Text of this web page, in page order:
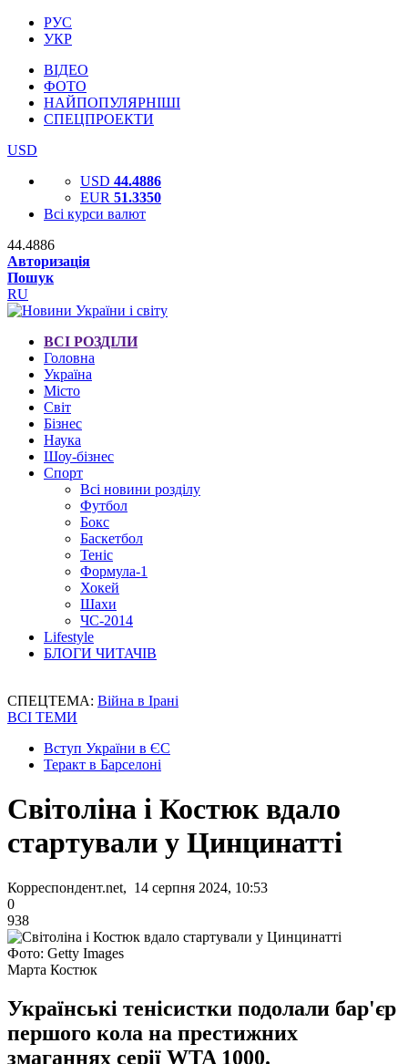
РУС
УКР
ВІДЕО
ФОТО
НАЙПОПУЛЯРНІШІ
СПЕЦПРОЕКТИ
USD
USD 44.4886
EUR 51.3350
Всі курси валют
44.4886
Авторизація
Пошук
RU
ВСІ РОЗДІЛИ
Головна
Україна
Місто
Світ
Бізнес
Наука
Шоу-бізнес
Спорт
Всі новини розділу
Футбол
Бокс
Баскетбол
Теніс
Формула-1
Хокей
Шахи
ЧС-2014
Lifestyle
БЛОГИ ЧИТАЧІВ
СПЕЦТЕМА: Війна в Ірані
ВСІ ТЕМИ
Вступ України в ЄС
Теракт в Барселоні
Світоліна і Костюк вдало
стартували у Цинцинатті
Корреспондент.net, 14 серпня 2024, 10:53
0
938
Фото: Getty Images
Марта Костюк
Українські тенісистки подолали бар'єр
першого кола на престижних
змаганнях серії WTA 1000.